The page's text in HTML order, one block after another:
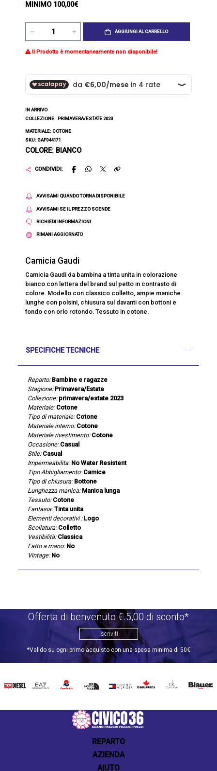
MINIMO 100,00€
AGGIUNGI AL CARRELLO
Il Prodotto è momentaneamente non disponibile!
IN ARRIVO
COLLEZIONE: PRIMAVERA/ESTATE 2023
MATERIALE: COTONE
SKU: GAF044171
COLORE: BIANCO
CONDIVIDI:
AVVISAMI QUANDO TORNA DISPONIBILE
AVVISAMI SE IL PREZZO SCENDE
RICHIEDI INFORMAZIONI
RIMANI AGGIORNATO
Camicia Gaudi
Camicia Gaudi da bambina a tinta unita in colorazione
bianco con lettera del brand sul petto in contrasto di
colore. Modello con classico colletto, ampie maniche
lunghe con polsini, chiusura sul davanti con bottoni e
fondo con orlo rotondo. Tessuto in cotone.
SPECIFICHE TECNICHE
Reparto: Bambine e ragazze
Stagione: Primavera/Estate
Collezione: primavera/estate 2023
Materiale: Cotone
Tipo di materiale: Cotone
Materiale interno: Cotone
Materiale rivestimento: Cotone
Occasione: Casual
Stile: Casual
Impermeabilita: No Water Resistent
Tipo Abbigliamento: Camice
Tipo di chiusura: Bottone
Lunghezza manica: Manica lunga
Tessuto: Cotone
Fantasia: Tinta unita
Elementi decorativi : Logo
Scollatura: Colletto
Vestibilità: Classica
Fatto a mano: No
Vintage: No
Offerta di benvenuto €.5,00 di sconto*
Iscriviti
*Valido su ogni primo acquisto con una spesa minima di 50€
DIESEL EA7 INVICTATHE
TOMMY
DSQUARED2
CALVIN BLAUER
REPARTO
AZIENDA
AIUTO